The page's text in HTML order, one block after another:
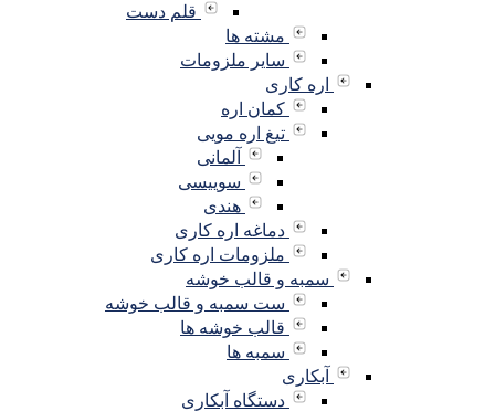
قلم دست
مشته ها
سایر ملزومات
اره کاری
کمان اره
تیغ اره مویی
آلمانی
سوییسی
هندی
دماغه اره کاری
ملزومات اره کاری
سمبه و قالب خوشه
ست سمبه و قالب خوشه
قالب خوشه ها
سمبه ها
آبکاری
دستگاه آبکاری